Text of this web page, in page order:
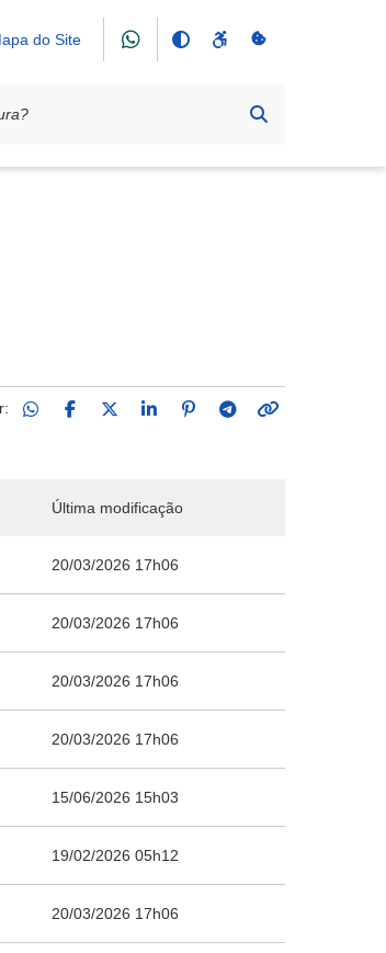
do Site
Última modificação
20/03/2026 17h06
20/03/2026 17h06
20/03/2026 17h06
20/03/2026 17h06
15/06/2026 15h03
19/02/2026 05h12
20/03/2026 17h06